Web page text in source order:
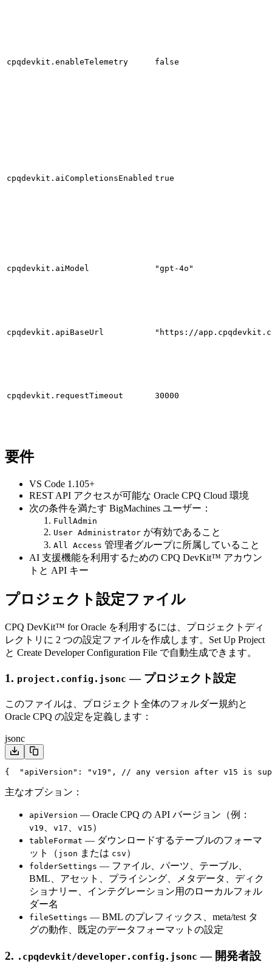
cpqdevkit.enableTelemetry false
cpqdevkit.aiCompletionsEnabled true
cpqdevkit.aiModel "gpt-4o"
cpqdevkit.apiBaseUrl "https://
cpqdevkit.requestTimeout 30000
要件
VS Code 1.105+
REST API アクセスが可能な Oracle CPQ Cloud 環境
次の条件を満たす BigMachines ユーザー：
FullAdmin
User Administrator が有効であること
All Access 管理者グループに所属していること
AI 支援機能を利用するための CPQ DevKit™ アカウン
トと API キー
プロジェクト設定ファイル
CPQ DevKit™ for Oracle を利用するには、プロジェクトディ
レクトリに 2 つの設定ファイルを作成します。 Set Up Project
と Create Developer Configuration File で自動生成できます。
1. project.config.jsonc — プロジェクト設定
このファイルは、プロジェクト全体のフォルダー規約と
Oracle CPQ の設定を定義します：
jsonc
{
"apiVersion": "v19", // any version after v15 is
主なオプション：
apiVersion — Oracle CPQ の API バージョン（例：
v19 v17 v15 ）
tableFormat — ダウンロードするテーブルのフォーマ
ット（ json または csv ）
folderSettings — ファイル、パーツ、テーブル、
BML、アセット、プライシング、メタデータ、ディク
ショナリー、インテグレーション用のローカルフォル
ダー名
fileSettings — BML のプレフィックス、meta/test タ
グの動作、既定のデータフォーマットの設定
2. .cpqdevkit/developer.config.jsonc — 開発者設